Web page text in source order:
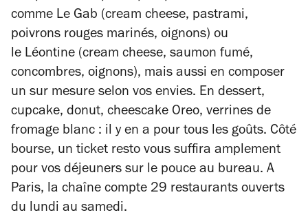
comme Le Gab (cream cheese, pastrami,
poivrons rouges marinés, oignons) ou
le Léontine (cream cheese, saumon fumé,
concombres, oignons), mais aussi en composer
un sur mesure selon vos envies. En dessert,
cupcake, donut, cheescake Oreo, verrines de
fromage blanc : il y en a pour tous les goûts. Côté
bourse, un ticket resto vous suffira amplement
pour vos déjeuners sur le pouce au bureau. A
Paris, la chaîne compte 29 restaurants ouverts
du lundi au samedi.